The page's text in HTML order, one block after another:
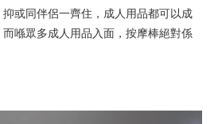
或同伴侶一齊住，成人用品都可以成
喺眾多成人用品入面，按摩棒絕對係